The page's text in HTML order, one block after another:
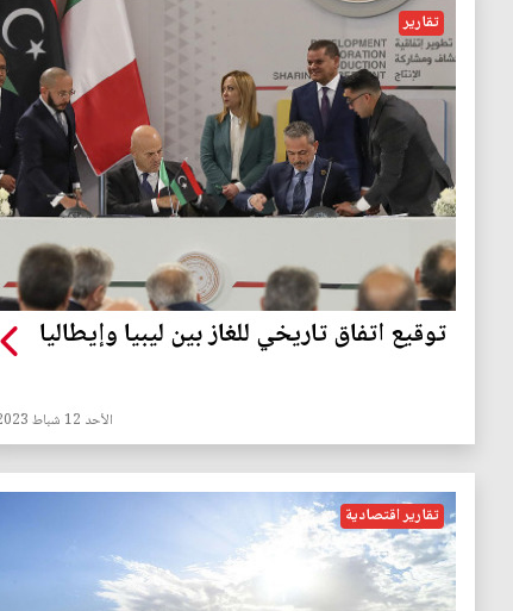
تقارير
توقيع اتفاق تاريخي للغاز بين ليبيا وإيطاليا
الأحد 12 شباط 2023
تقارير اقتصادية